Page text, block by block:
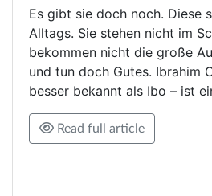
Es gibt sie doch noch. Diese
Alltags. Sie stehen nicht im
bekommen nicht die große
und tun doch Gutes. Ibrahim
besser bekannt als Ibo – ist
Read full article